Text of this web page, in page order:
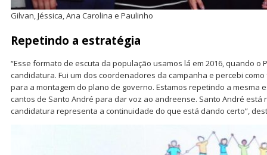
Gilvan, Jéssica, Ana Carolina e Paulinho
Repetindo a estratégia
“Esse formato de escuta da população usamos lá em 2016, quando o
candidatura. Fui um dos coordenadores da campanha e percebi
para a montagem do plano de governo. Estamos repetindo a mesma
cantos de Santo André para dar voz ao andreense. Santo André está
candidatura representa a continuidade do que está dando certo”,